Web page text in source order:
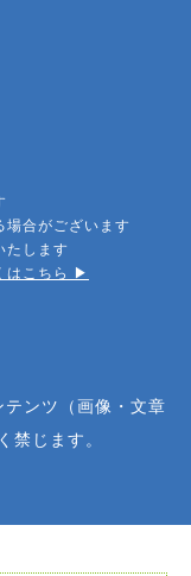
合がございます
たします
はこちら ▶︎
ンツ（画像・文章
禁じます。